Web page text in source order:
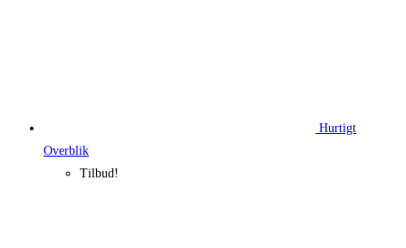
Hurtigt
Overblik
Tilbud!